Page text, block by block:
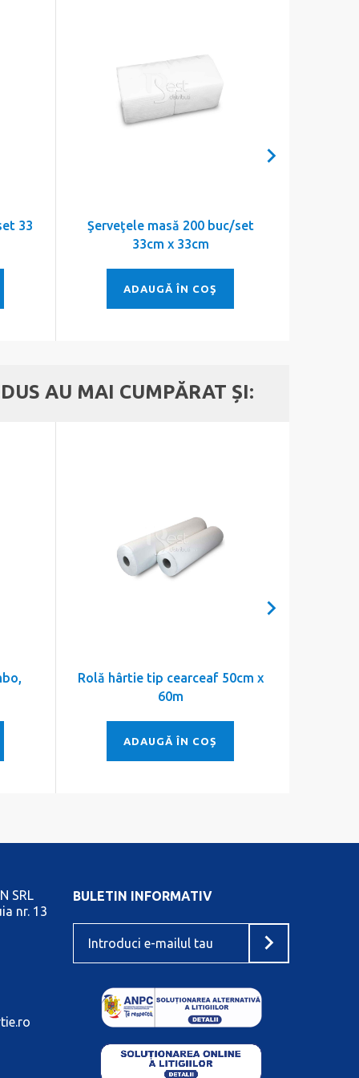
33
Şerveţele masă 200 buc/set
33cm x 33cm
ADAUGĂ ÎN COŞ
AU MAI CUMPĂRAT ȘI:
Rolă hârtie tip cearceaf 50cm x
60m
ADAUGĂ ÎN COȘ
SRL
nr. 13
BULETIN INFORMATIV